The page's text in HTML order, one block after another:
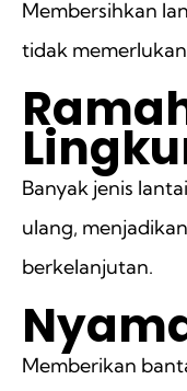
Membersihkan
tidak
Banyak jenis
ulang,
berkelanjutan.
Memberikan